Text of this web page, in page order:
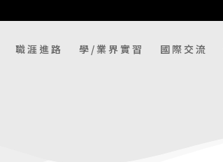
職涯進路 學/業界實習 國際交流